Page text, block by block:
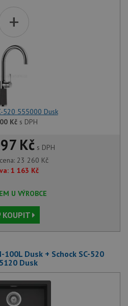
+
520 555000 Dusk
Kč s DPH
Kč s DPH
23 260 Kč
1 163 Kč
U VÝROBCE
KOUPIT
100L Dusk + Schock SC-520
Dusk